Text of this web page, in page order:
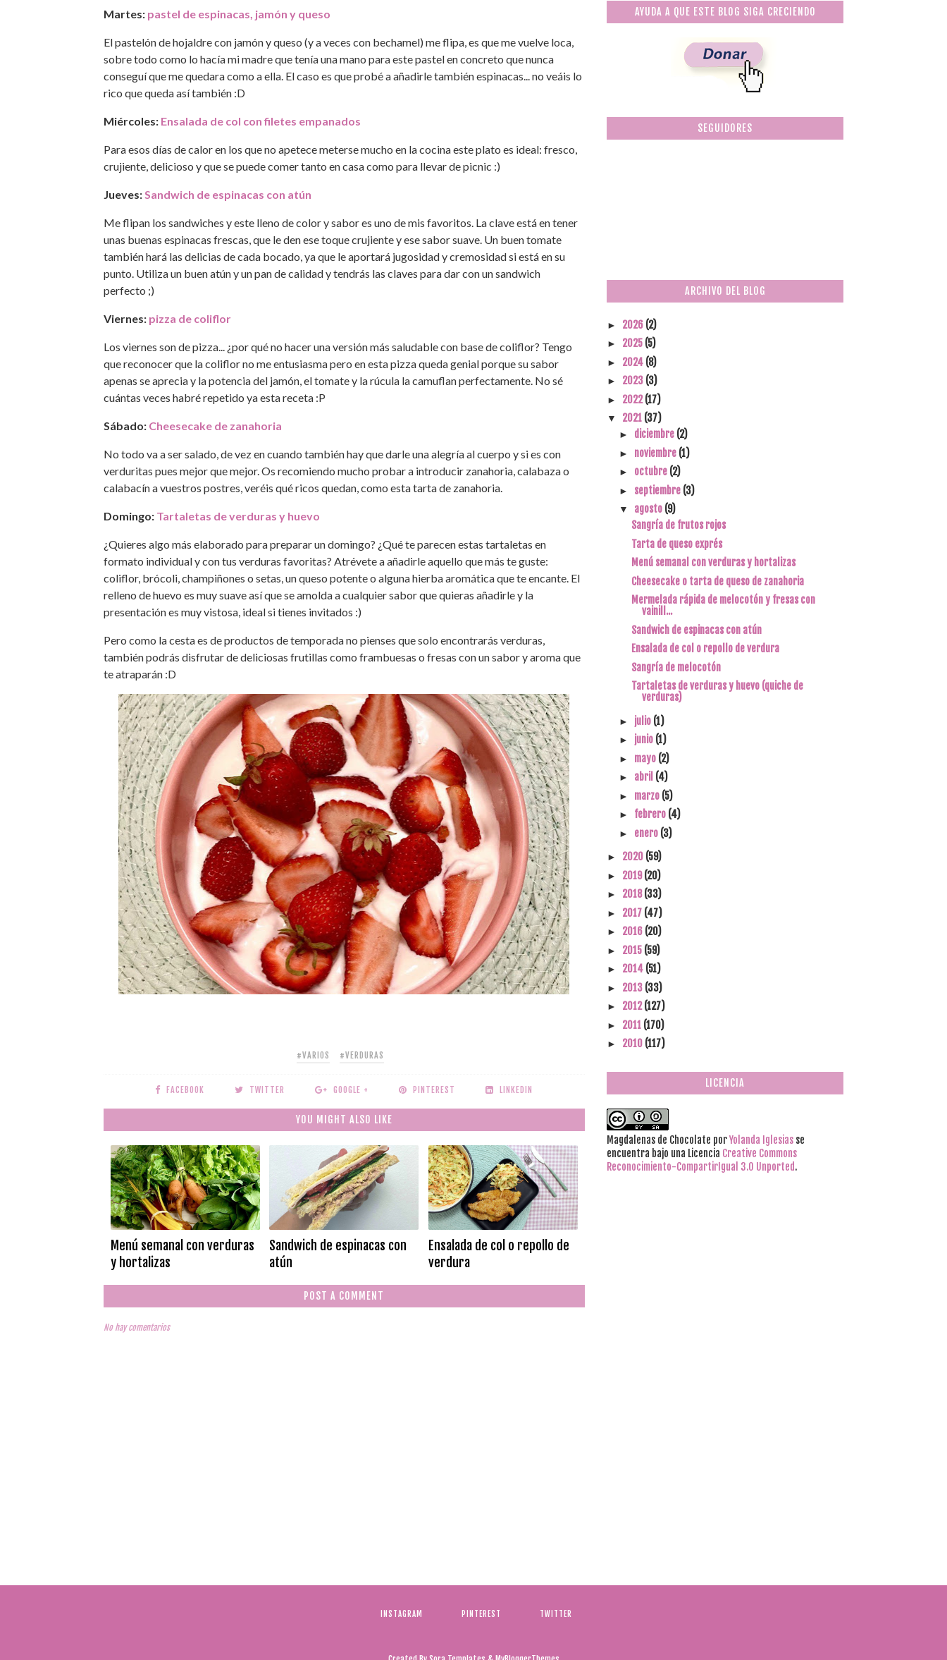
Martes: pastel de espinacas, jamón y queso
El pastelón de hojaldre con jamón y queso (y a veces con bechamel) me flipa, es que me vuelve loca,
sobre todo como lo hacía mi madre que tenía una mano para este pastel en concreto que nunca
conseguí que me quedara como a ella. El caso es que probé a añadirle también espinacas... no veáis lo
rico que queda así también :D
Miércoles: Ensalada de col con filetes empanados
Para esos días de calor en los que no apetece meterse mucho en la cocina este plato es ideal: fresco,
crujiente, delicioso y que se puede comer tanto en casa como para llevar de picnic :)
Jueves:Sandwich de espinacas con atún
Me flipan los sandwiches y este lleno de color y sabor es uno de mis favoritos. La clave está en tener
unas buenas espinacas frescas, que le den ese toque crujiente y ese sabor suave. Un buen tomate
también hará las delicias de cada bocado, ya que le aportará jugosidad y cremosidad si está en su
punto. Utiliza un buen atún y un pan de calidad y tendrás las claves para dar con un sandwich
perfecto ;)
Viernes: pizza de coliflor
Los viernes son de pizza... ¿por qué no hacer una versión más saludable con base de coliflor? Tengo
que reconocer que la coliflor no me entusiasma pero en esta pizza queda genial porque su sabor
apenas se aprecia y la potencia del jamón, el tomate y la rúcula la camuflan perfectamente. No sé
cuántas veces habré repetido ya esta receta :P
Sábado: Cheesecake de zanahoria
No todo va a ser salado, de vez en cuando también hay que darle una alegría al cuerpo y si es con
verduritas pues mejor que mejor. Os recomiendo mucho probar a introducir zanahoria, calabaza o
calabacín a vuestros postres, veréis qué ricos quedan, como esta tarta de zanahoria.
Domingo: Tartaletas de verduras y huevo
¿Quieres algo más elaborado para preparar un domingo? ¿Qué te parecen estas tartaletas en
formato individual y con tus verduras favoritas? Atrévete a añadirle aquello que más te guste:
coliflor, brócoli, champiñones o setas, un queso potente o alguna hierba aromática que te encante. El
relleno de huevo es muy suave así que se amolda a cualquier sabor que quieras añadirle y la
presentación es muy vistosa, ideal si tienes invitados :)
Pero como la cesta es de productos de temporada no pienses que solo encontrarás verduras,
también podrás disfrutar de deliciosas frutillas como frambuesas o fresas con un sabor y aroma que
te atraparán :D
#VARIOS #VERDURAS
FACEBOOK TWITTER GOOGLE + PINTEREST LINKEDIN
YOU MIGHT ALSO LIKE
Menú semanal con verduras
y hortalizas
Sandwich de espinacas con
atún
Ensalada de col o repollo de
verdura
POST A COMMENT
No hay comentarios
AYUDA A QUE ESTE BLOG SIGA CRECIENDO
SEGUIDORES
ARCHIVO DEL BLOG
► 2026 (2)
► 2025 (5)
► 2024 (8)
► 2023 (3)
► 2022(17)
▼ 2021 (37)
► diciembre (2)
► noviembre (1)
► octubre (2)
► septiembre (3)
▼ agosto (9)
Sangría de frutos rojos
Tarta de queso exprés
Menú semanal con verduras y hortalizas
Cheesecake o tarta de queso de zanahoria
Mermelada rápida de melocotón y fresas con
vainill...
Sandwich de espinacas con atún
Ensalada de col o repollo de verdura
Sangría de melocotón
Tartaletas de verduras y huevo (quiche de
verduras)
► julio (1)
► junio (1)
► mayo (2)
► abril (4)
► marzo (5)
► febrero (4)
► enero (3)
► 2020 (59)
► 2019(20)
► 2018(33)
► 2017 (47)
► 2016 (20)
► 2015 (59)
► 2014 (51)
► 2013 (33)
► 2012(127)
► 2011 (170)
► 2010 (117)
LICENCIA
Magdalenas de Chocolate porYolanda Iglesias se
encuentra bajo una Licencia Creative Commons
Reconocimiento-CompartirIgual 3.0 Unported.
INSTAGRAM PINTEREST TWITTER